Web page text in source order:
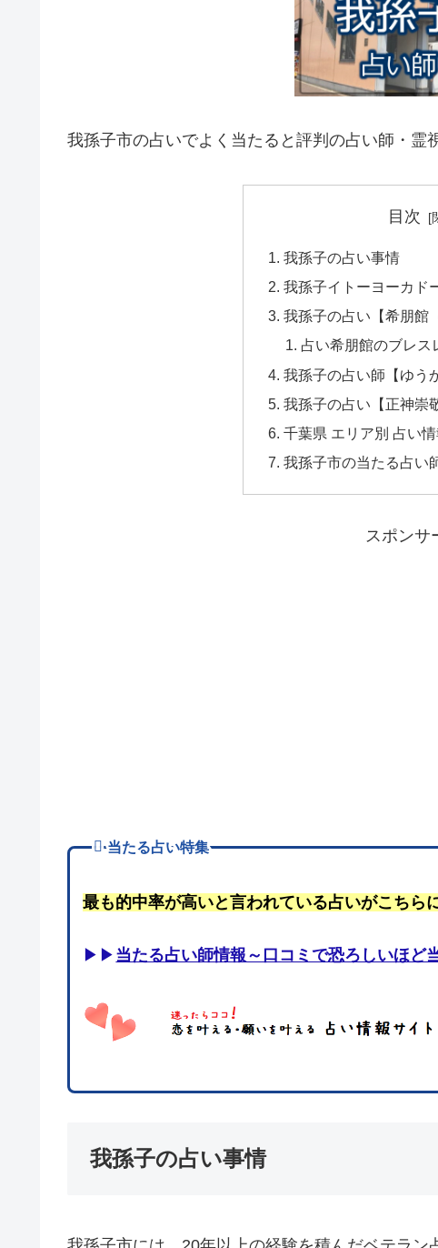
我孫子市の占いでよく当たると評判の占い師・霊
目次
我孫子の占い事情
我孫子イトーヨーカド
我孫子の占い【希朋館
占い希朋館のブレス
我孫子の占い師【ゆう
我孫子の占い【正神崇
千葉県 エリア別 占い情
我孫子市の当たる占い
スポンサ
当たる占い特集
最も的中率が高いと言われている占いがこちら
▶▶ 当たる占い師情報～口コミで恐ろしいほど
我孫子の占い事情